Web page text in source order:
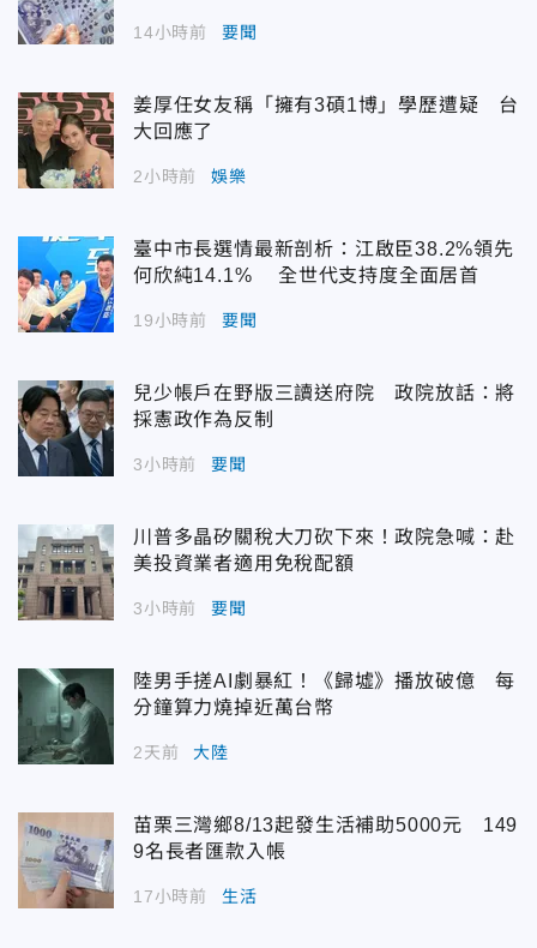
14小時前 要聞
姜厚任女友稱「擁有3碩1博」學歷遭疑 台
大回應了
2小時前 娛樂
臺中市長選情最新剖析：江啟臣38.2%領先
何欣純14.1% 全世代支持度全面居首
19小時前 要聞
兒少帳戶在野版三讀送府院 政院放話：將
採憲政作為反制
3小時前 要聞
川普多晶矽關稅大刀砍下來！政院急喊：赴
美投資業者適用免稅配額
3小時前 要聞
陸男手搓AI劇暴紅！《歸墟》播放破億 每
分鐘算力燒掉近萬台幣
2天前 大陸
苗栗三灣鄉8/13起發生活補助5000元 149
9名長者匯款入帳
17小時前 生活